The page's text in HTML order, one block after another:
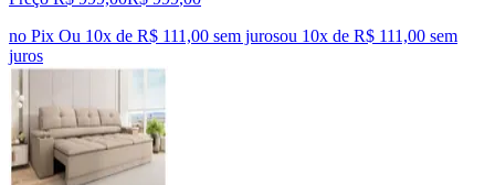
no Pix Ou 10x de R$ 111,00 sem jurosou 10x de R$ 111,00 sem
juros